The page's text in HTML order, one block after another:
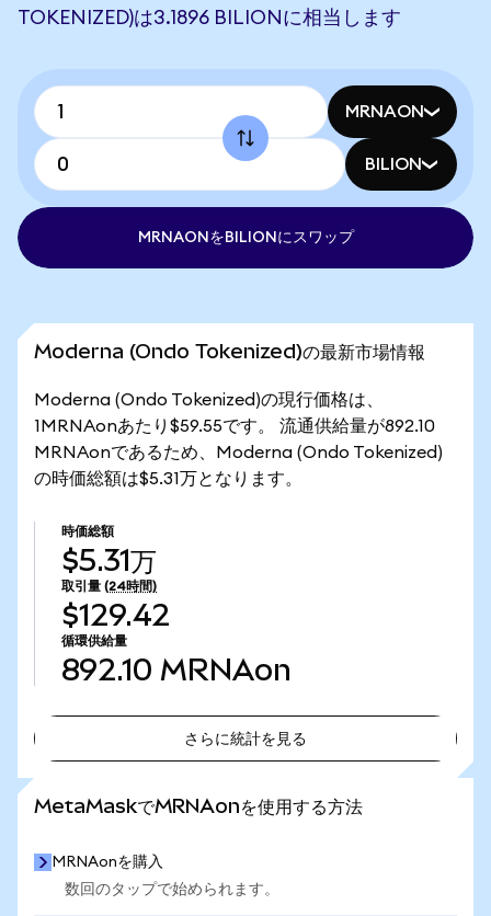
TOKENIZED)は3.1896 BILIONに相当します
MRNAON
BILION
MRNAONをBILIONにスワップ
Moderna (Ondo Tokenized)の最新市場情報
Moderna (Ondo Tokenized)の現行価格は、
1MRNAonあたり$59.55です。 流通供給量が892.10
MRNAonであるため、Moderna (Ondo Tokenized)
の時価総額は$5.31万となります。
時価総額
$5.31万
取引量 (24時間)
$129.42
循環供給量
892.10 MRNAon
さらに統計を見る
MetaMaskでMRNAonを使用する方法
MRNAonを購入
数回のタップで始められます。